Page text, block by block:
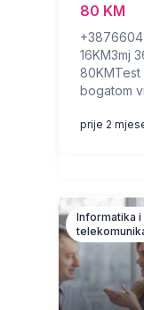
80 KM
16KM3mj
80KMTest
bogatom
prije 2
Informatika i